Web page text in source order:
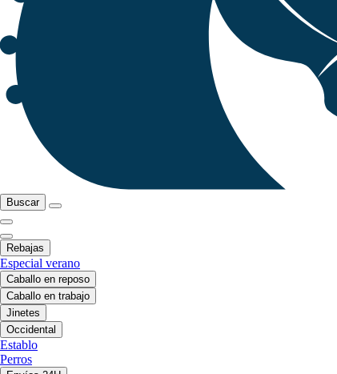
Buscar
Rebajas
Especial verano
Caballo en reposo
Caballo en trabajo
Jinetes
Occidental
Establo
Perros